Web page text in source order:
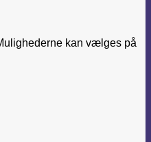
kan vælges på